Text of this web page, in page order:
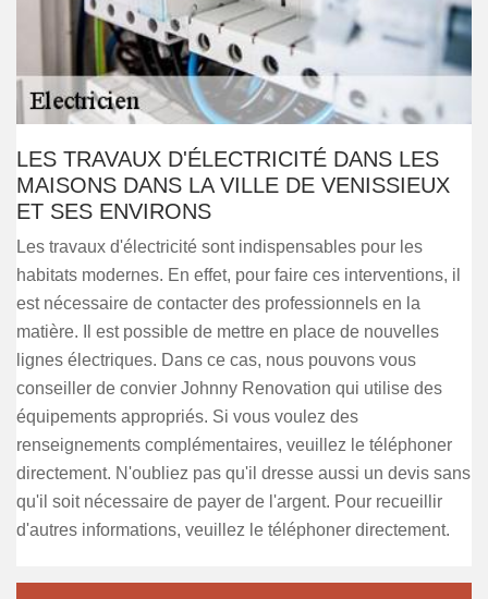
LES TRAVAUX D'ÉLECTRICITÉ DANS LES
MAISONS DANS LA VILLE DE VENISSIEUX
ET SES ENVIRONS
Les travaux d'électricité sont indispensables pour les
habitats modernes. En effet, pour faire ces interventions, il
est nécessaire de contacter des professionnels en la
matière. Il est possible de mettre en place de nouvelles
lignes électriques. Dans ce cas, nous pouvons vous
conseiller de convier Johnny Renovation qui utilise des
équipements appropriés. Si vous voulez des
renseignements complémentaires, veuillez le téléphoner
directement. N'oubliez pas qu'il dresse aussi un devis sans
qu'il soit nécessaire de payer de l'argent. Pour recueillir
d'autres informations, veuillez le téléphoner directement.